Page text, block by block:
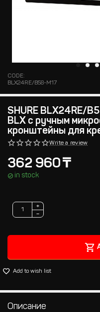
CODE:
BLX24RE/B58-M17
SHURE BLX24RE/
BLX с ручным
кронштейны для
Write a review
362 960₸
in stock
+
−
Add to wish list
Описание